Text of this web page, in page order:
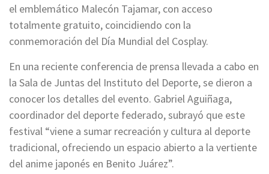
el emblemático Malecón Tajamar, con acceso
totalmente gratuito, coincidiendo con la
conmemoración del Día Mundial del Cosplay.
En una reciente conferencia de prensa llevada a cabo en
la Sala de Juntas del Instituto del Deporte, se dieron a
conocer los detalles del evento. Gabriel Aguiñaga,
coordinador del deporte federado, subrayó que este
festival “viene a sumar recreación y cultura al deporte
tradicional, ofreciendo un espacio abierto a la vertiente
del anime japonés en Benito Juárez”.